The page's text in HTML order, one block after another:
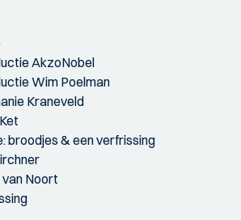
AkzoNobel
Wim Poelman
Kraneveld
broodjes & een verfrissing
van Noort